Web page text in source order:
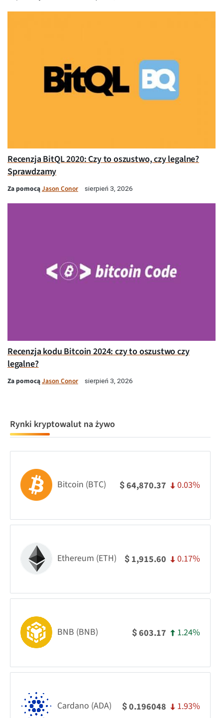
Recenzja BitQL 2020: Czy to oszustwo, czy legalne?
Sprawdzamy
Za pomocąJason Conor sierpień 3, 2026
Recenzja kodu Bitcoin 2024: czy to oszustwo czy
legalne?
Za pomocąJason Conor sierpień 3, 2026
Rynki kryptowalut na żywo
Bitcoin (BTC) $64,870.37 0.03%
Ethereum (ETH) $ 1,915.60 0.17%
BNB (BNB) $603.17 1.24%
Cardano (ADA) $0.196048 1.93%